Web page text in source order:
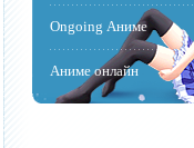
Ongoing Аниме
Аниме онлайн